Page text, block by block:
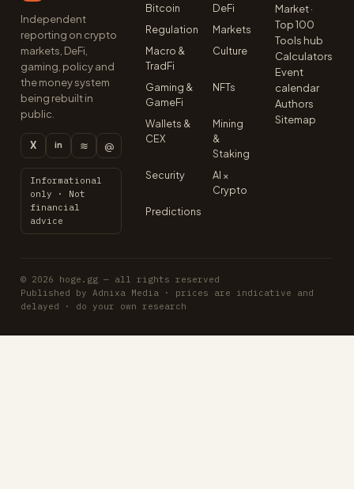
Independent
reporting on crypto
markets, DeFi,
gaming, policy and
the money system
being rebuilt in
public.
X in ≋ @
Informational
only · Not
financial
advice
Bitcoin
DeFi
Regulation
Markets
Macro &
TradFi
Culture
Gaming &
GameFi
NFTs
Wallets &
CEX
Mining
&
Staking
Security
AI ×
Crypto
Predictions
Market ·
Top 100
Tools hub
Calculators
Event
calendar
Authors
Sitemap
© 2026 hoge.gg — all rights reserved
Published by Adnixa Media · prices are indicative and
delayed · do your own research